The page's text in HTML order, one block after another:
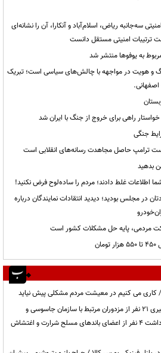
سه‌جانبه ریاض، اسلام‌آباد و آنکارا، آن را نشانه‌ای
ترتیبات امنیتی مستقل دانست
به یوفوها منتشر شد
و هویت در مواجهه با چالش‌های سیاسی است؛ تبریک
راهی برای خروج از جنگ با ایران شد
جنگی
ترامپ حاصل مجاهدت رسانه‌های انقلابی است
بدهید
اطلاعات غلط دادند؛ مردم را ساده‌لوح فرض نکنید!
در مجلس بودید؛ دیدید انتقادات نمایندگان درباره
مردمی، پایه حل مشکلات کشور است
کاری می کنیم در معیشت مردم مشکلی پیش نیاید
وزارت اطلاعات: شناسایی و دستگیری ۲۱ نفر از مزدوران مرتبط با سازمان جاسوسی و
تروریستی رژیم صهیونیستی و بازداشت ۴ نفر از اعضای باندهای مسلح شرارت و اغتشاش